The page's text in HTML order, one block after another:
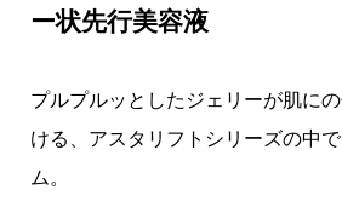
ー状先行美容液
プルプルッとしたジェリーが肌に
ける、アスタリフトシリーズの中
ム。